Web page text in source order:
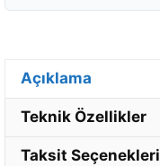
Açıklama
Teknik Özellikler
Taksit Seçenekleri